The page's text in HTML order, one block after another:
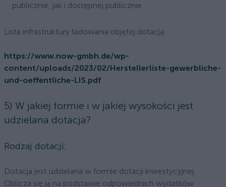
publicznie, jak i dostępnej publicznie
Lista infrastruktury ładowania objętej dotacją:
https://www.now-gmbh.de/wp-
content/uploads/2023/02/Herstellerliste-gewerbliche-
und-oeffentliche-LIS.pdf
5) W jakiej formie i w jakiej wysokości jest
udzielana dotacja?
Rodzaj dotacji:
Dotacja jest udzielana w formie dotacji inwestycyjnej.
Oblicza się ją na podstawie odpowiednich wydatków